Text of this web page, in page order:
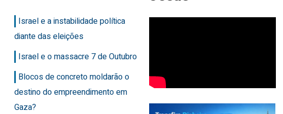
Israel e a instabilidade política
diante das eleições
Israel e o massacre 7 de Outubro
Blocos de concreto moldarão o
destino do empreendimento em
Gaza?